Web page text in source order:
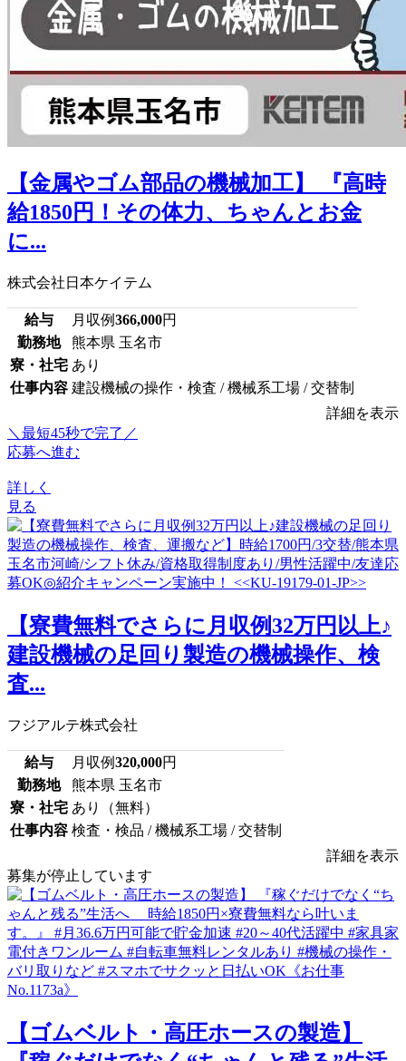
【金属やゴム部品の機械加工】 『高時
給1850円！その体力、ちゃんとお金
に...
株式会社日本ケイテム
給与 月収例366,000円
勤務地
熊本県 玉名市
寮・社宅 あり
仕事内容 建設機械の操作・検査 / 機械系工場 / 交替制
詳細を表示
＼最短45秒で完了／
応募へ進む
詳しく
見る
【寮費無料でさらに月収例32万円以上♪
建設機械の足回り製造の機械操作、検
査...
フジアルテ株式会社
給与 月収例320,000円
勤務地
熊本県 玉名市
寮・社宅 あり（無料）
仕事内容 検査・検品 / 機械系工場 / 交替制
詳細を表示
募集が停止しています
【ゴムベルト・高圧ホースの製造】